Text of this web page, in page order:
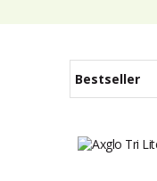
Bestseller